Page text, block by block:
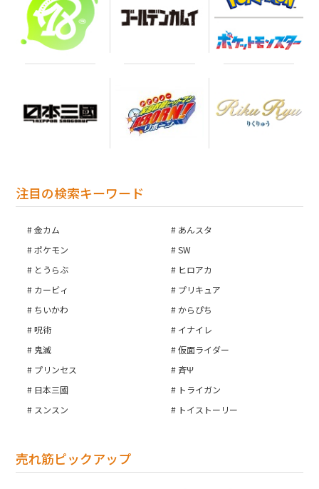
注目の検索キーワード
金カム
あんスタ
ポケモン
SW
とうらぶ
ヒロアカ
カービィ
プリキュア
ちいかわ
からぴち
呪術
イナイレ
鬼滅
仮面ライダー
プリンセス
斉Ψ
日本三國
トライガン
スンスン
トイストーリー
売れ筋ピックアップ